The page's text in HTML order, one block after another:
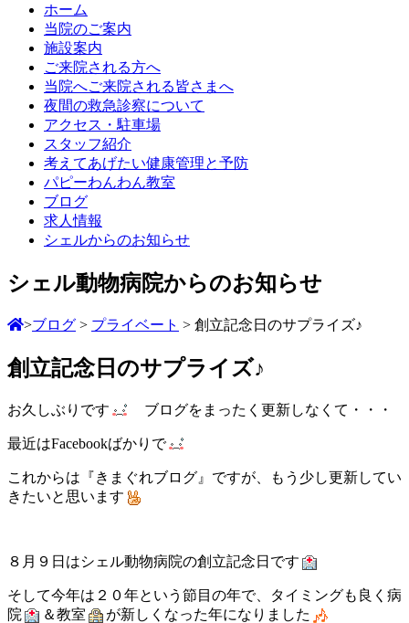
ホーム
当院のご案内
施設案内
ご来院される方へ
当院へご来院される皆さまへ
夜間の救急診察について
アクセス・駐車場
スタッフ紹介
考えてあげたい健康管理と予防
パピーわんわん教室
ブログ
求人情報
シェルからのお知らせ
シェル動物病院からのお知らせ
>ブログ > プライベート > 創立記念日のサプライズ♪
創立記念日のサプライズ♪
お久しぶりです ブログをまったく更新しなくて・・・
最近はFacebookばかりで
これからは『きまぐれブログ』ですが、もう少し更新してい
きたいと思います
８月９日はシェル動物病院の創立記念日です
そして今年は２０年という節目の年で、タイミングも良く病
院
＆教室 が新しくなった年になりました